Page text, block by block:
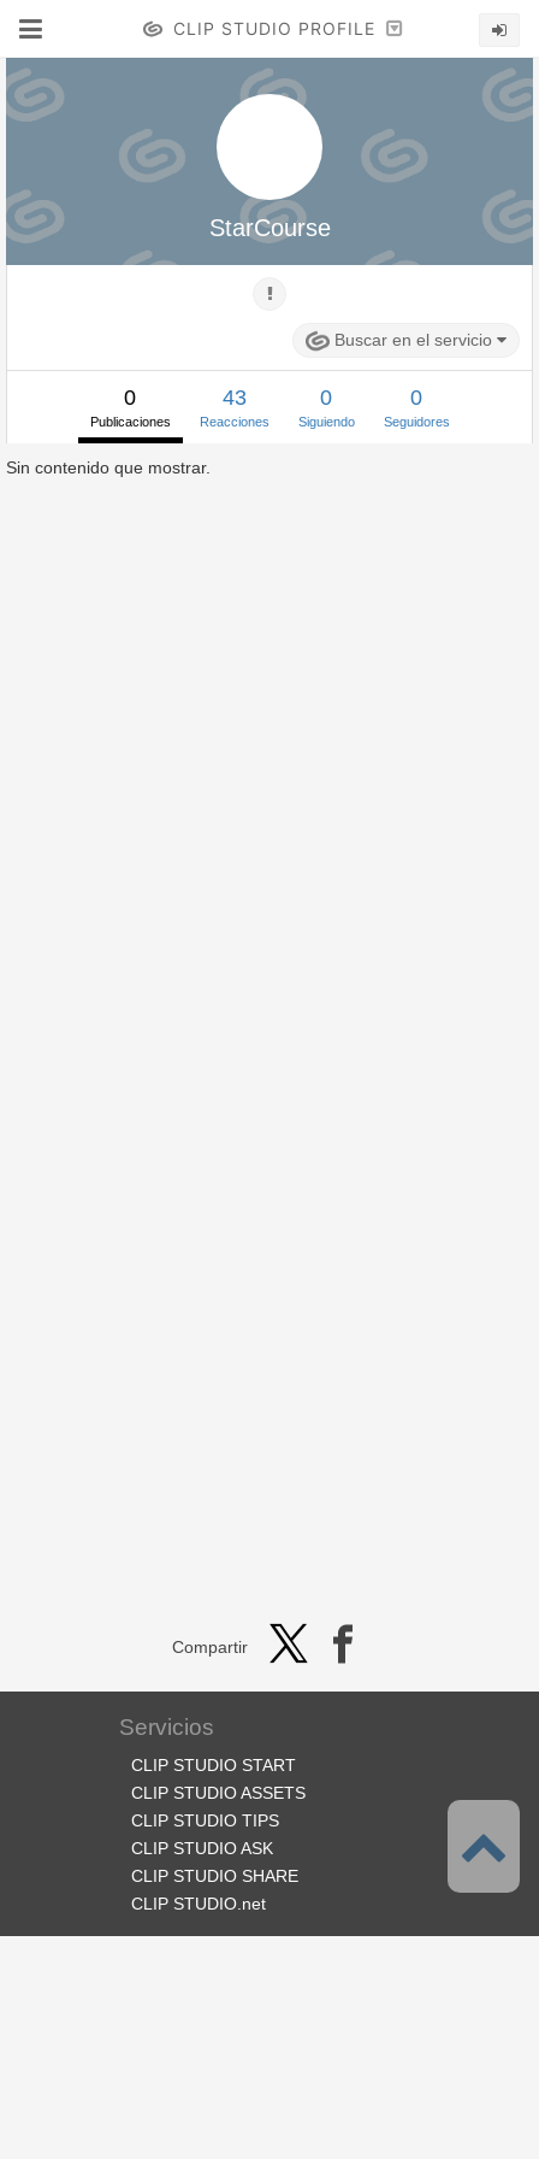
CLIP STUDIO PROFILE
StarCourse
Buscar en el servicio
0
Publicaciones
43
Reacciones
0
Siguiendo
0
Seguidores
Sin contenido que mostrar.
Compartir
Servicios
CLIP STUDIO START
CLIP STUDIO ASSETS
CLIP STUDIO TIPS
CLIP STUDIO ASK
CLIP STUDIO SHARE
CLIP STUDIO.net